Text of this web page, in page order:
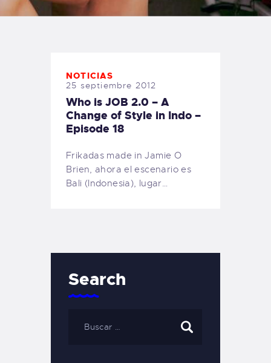
TIENDA FAMILY SURFERS
NOTICIAS
25 septiembre 2012
Who is JOB 2.0 – A
Change of Style in Indo –
Episode 18
Frikadas made in Jamie O
´Brien, ahora el escenario es
Bali (Indonesia), lugar…
Search